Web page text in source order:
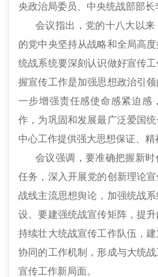
央政治局委员、中央统战部部长
会议指出，党的十八大以
的党中央坚持从战略和全局高度
统战系统要深刻认识做好宣传
握宣传工作是加强思想政治引
一步增强责任感使命感紧迫感
作，为巩固和发展最广泛爱国
中心工作提供强大思想保证、精
会议强调，要准确把握新
任务，深入开展党的创新理论
战线主流思想舆论，加强统战
设。要建强统战宣传矩阵，提升
持续壮大统战宣传工作队伍，
协同的工作机制，形成与大统
宣传工作新局面。